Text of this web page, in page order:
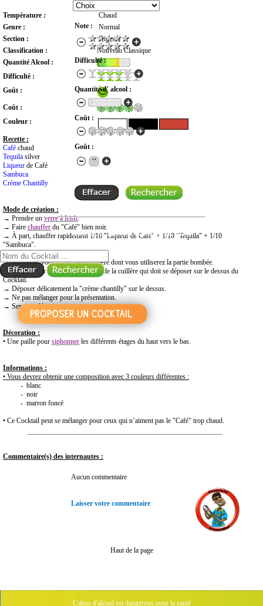
Note :
Difficulté :
Quantité d' alcool :
Coût :
Goût :
RECHERCHE COCKTAIL PAR NOM
Température :
Chaud
Genre :
Normal
Section :
Digestif
Classification :
Nouveau Classique
Quantité Alcool :
Difficulté :
Goût :
Coût :
Couleur :
Recette :
Café chaud
Tequila silver
Liqueur de Café
Sambuca
Crème Chantilly
Mode de création :
→ Prendre un verre à Irish.
→ Faire chauffer du "Café" bien noir.
→ À part, chauffer rapidement 1/10 "Liqueur de Café" + 1/10 "Tequila" + 1/10
"Sambuca".
→ Verser le mélange dans le verre.
→ Munissez-vous d'une petite cuillère dont vous utiliserez la partie bombée.
→ Faire glisser le "Café" sur le dos de la cuillère qui doit se déposer sur le dessus du
Cocktail.
→ Déposer délicatement la "crème chantilly" sur le dessus.
→ Ne pas mélanger pour la présentation.
→ Servir et déguster.
Décoration :
• Une paille pour siphonner les différents étages du haut vers le bas.
Informations :
• Vous devrez obtenir une composition avec 3 couleurs différentes :
- blanc
- noir
- marron foncé
• Ce Cocktail peut se mélanger pour ceux qui n’aiment pas le "Café" trop chaud.
Commentaire(s) des internautes :
Aucun commentaire
Laisser votre commentaire
Haut de la page
L'abus d'alcool est dangereux pour la santé